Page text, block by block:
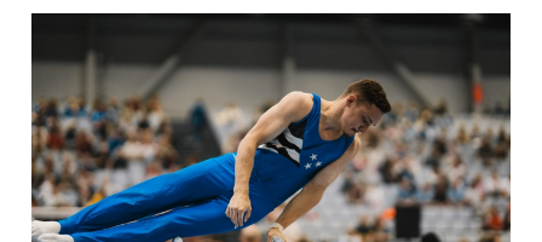
Bickel und Seifert holen die Titel